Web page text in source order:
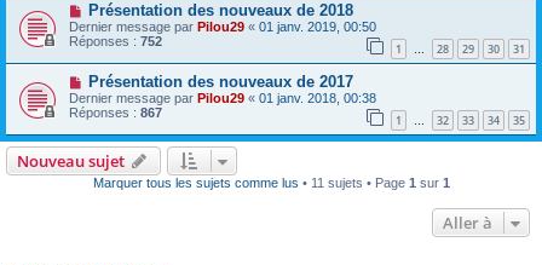
Présentation des nouveaux de 2018
Dernier message par Pilou29 « 01 janv. 2019, 00:50
Réponses : 752 1 … 28 29 30 31
Présentation des nouveaux de 2017
Dernier message par Pilou29 « 01 janv. 2018, 00:38
Réponses : 867 1 … 32 33 34 35
Nouveau sujet
Marquer tous les sujets comme lus • 11 sujets • Page 1 sur 1
Aller à